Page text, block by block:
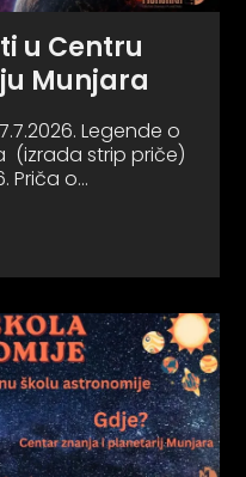
u Centru
Munjara
Legende o
(izrada strip priče)
Priča o…